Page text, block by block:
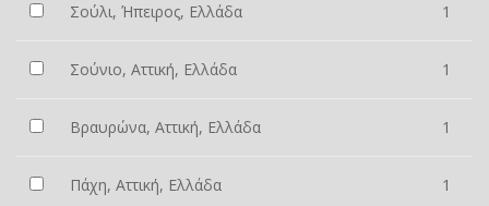
Σούλι, Ήπειρος, Ελλάδα 1
Σούνιο, Αττική, Ελλάδα 1
Βραυρώνα, Αττική, Ελλάδα 1
Πάχη, Αττική, Ελλάδα 1